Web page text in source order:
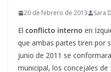
20 de febrero de 2013 Sara
El conflicto interno en
que ambas partes tiren por
junio de 2011 se
municipal, los concejales